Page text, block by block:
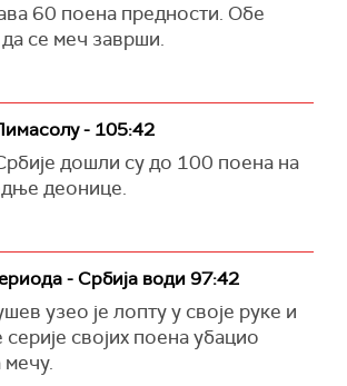
60 поена предности. Обе
да се меч заврши.
- 105:42
дошли су до 100 поена на
деонице.
- Србија води 97:42
узео је лопту у своје руке и
серије својих поена убацио